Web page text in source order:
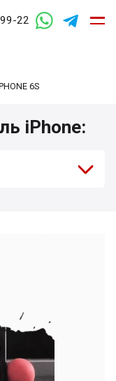
22
6S
iPhone: